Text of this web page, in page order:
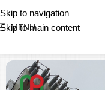
Skip to navigation
Skip to main content
MENU